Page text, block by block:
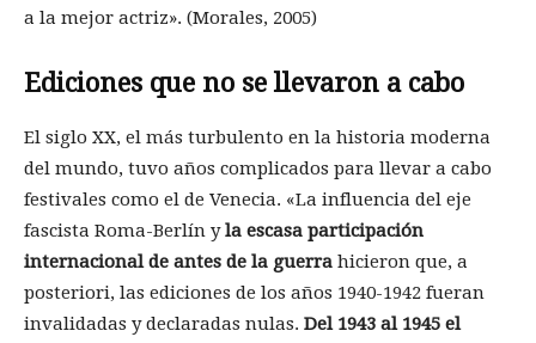
a la mejor actriz». (Morales, 2005)
Ediciones que no se llevaron a cabo
El siglo XX, el más turbulento en la historia moderna
del mundo, tuvo años complicados para llevar a cabo
festivales como el de Venecia. «La influencia del eje
fascista Roma-Berlín yla escasa participación
internacional de antes de la guerra hicieron que, a
posteriori, las ediciones de los años 1940-1942 fueran
invalidadas y declaradas nulas. Del 1943 al 1945 el